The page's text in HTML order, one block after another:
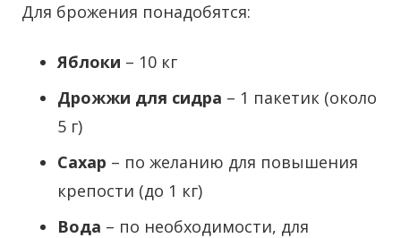
Для брожения понадобятся:
Яблоки – 10 кг
Дрожжи для сидра – 1 пакетик (около
5 г)
Сахар – по желанию для повышения
крепости (до 1 кг)
Вода – по необходимости, для